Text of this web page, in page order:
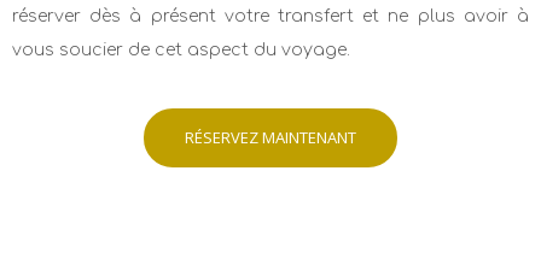
réserver dès à présent votre transfert et ne plus avoir à
vous soucier de cet aspect du voyage.
RÉSERVEZ MAINTENANT